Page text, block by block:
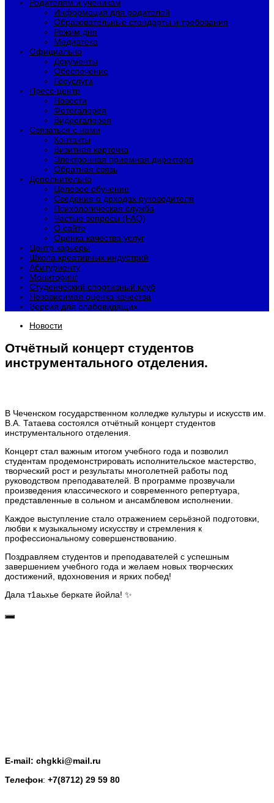
Родителям и ученикам
Информация для родителей
Образовательные стандарты и требования
Режим дня
Медиатека
Официально
Документы
Обеспечение
Госуслуги
Пресс-центр
Новости
Фотогалерея
Видеогалерея
Связаться с нами
Контакты
Визитная карточка
Электронная приемная директора
Обратная связь
Дополнительно
Целевое обучение
Сведения о доходах руководителя
Психологическая служба
Частые вопросы (FAQ)
О сайте
Оценка качества услуг
Центр карьеры
Школа креативных индустрий
Абитуриенту
Мониторинг
Студенческий спортивный клуб
Независимая оценка качества
Версия для слабовидящих
Новости
Отчётный концерт студентов
инструментального отделения.
В Чеченском государственном колледже культуры и искусств им.
В.А. Татаева состоялся отчётный концерт студентов
инструментального отделения.
Концерт стал важным итогом учебного года и позволил
студентам продемонстрировать исполнительское мастерство,
творческий рост и результаты многолетней работы под
руководством преподавателей. В программе прозвучали
произведения классического и современного репертуара,
представленные в сольном и ансамблевом исполнении.
Каждое выступление стало отражением серьёзной подготовки,
любви к музыкальному искусству и стремления к
профессиональному совершенствованию.
Поздравляем студентов и преподавателей с успешным
завершением учебного года и желаем новых творческих
достижений, вдохновения и ярких побед!
Дала т1аьхье беркате йойла! ✨
E-mail: chgkki@mail.ru
Телефон: +7(8712) 29 59 80